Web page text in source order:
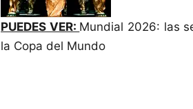
PUEDES VER: Mundial 2026: las
la Copa del Mundo